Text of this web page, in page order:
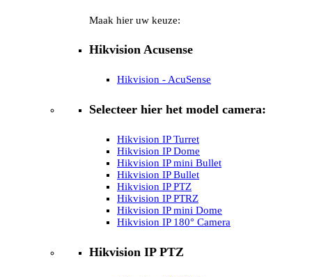
Maak hier uw keuze:
Hikvision Acusense
Hikvision - AcuSense
Selecteer hier het model camera:
Hikvision IP Turret
Hikvision IP Dome
Hikvision IP mini Bullet
Hikvision IP Bullet
Hikvision IP PTZ
Hikvision IP PTRZ
Hikvision IP mini Dome
Hikvision IP 180° Camera
Hikvision IP PTZ